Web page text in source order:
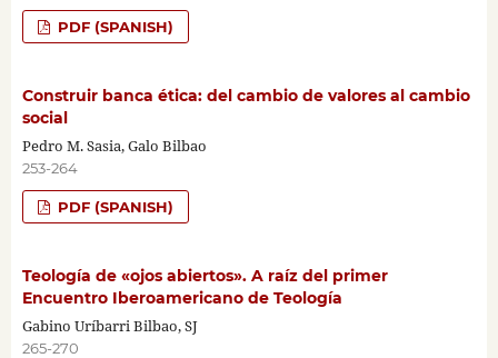
PDF (SPANISH)
Construir banca ética: del cambio de valores al cambio
social
Pedro M. Sasia, Galo Bilbao
253-264
PDF (SPANISH)
Teología de «ojos abiertos». A raíz del primer
Encuentro Iberoamericano de Teología
Gabino Uríbarri Bilbao, SJ
265-270